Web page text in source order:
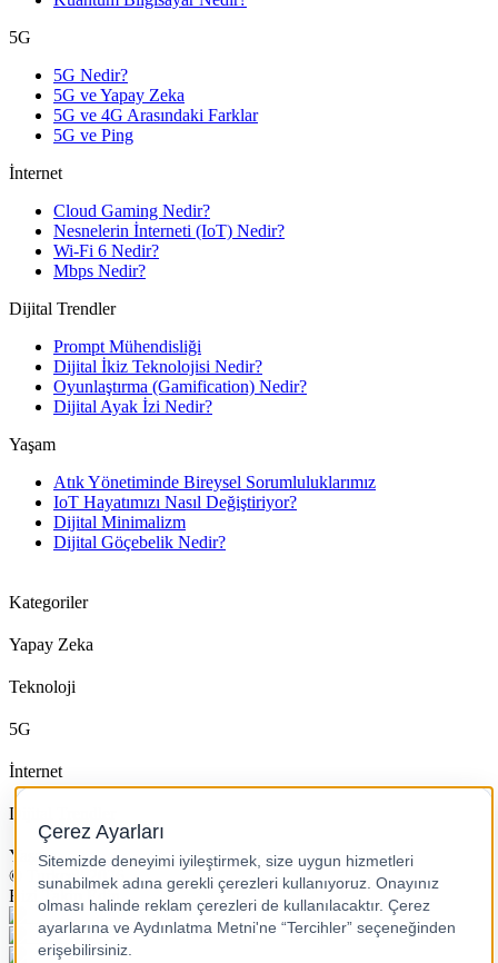
5G
5G Nedir?
5G ve Yapay Zeka
5G ve 4G Arasındaki Farklar
5G ve Ping
İnternet
Cloud Gaming Nedir?
Nesnelerin İnterneti (IoT) Nedir?
Wi-Fi 6 Nedir?
Mbps Nedir?
Dijital Trendler
Prompt Mühendisliği
Dijital İkiz Teknolojisi Nedir?
Oyunlaştırma (Gamification) Nedir?
Dijital Ayak İzi Nedir?
Yaşam
Atık Yönetiminde Bireysel Sorumluluklarımız
IoT Hayatımızı Nasıl Değiştiriyor?
Dijital Minimalizm
Dijital Göçebelik Nedir?
Kategoriler
Yapay Zeka
Teknoloji
5G
İnternet
Dijital Trendler
Yaşam
© Turkcell 2026
Bizi Takip Edin